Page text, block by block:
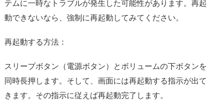
テムに一時なトラブルが発生した可能性があります。再起
動できないなら、強制に再起動してみてください。
再起動する方法：
スリープボタン（電源ボタン）とボリュームの下ボタンを
同時長押します。そして、画面には再起動する指示が出て
きます。その指示に従えば再起動完了します。